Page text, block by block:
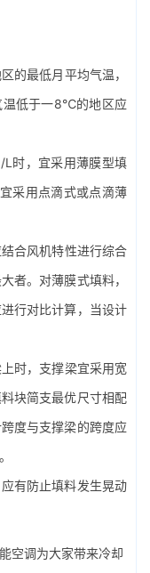
最低月平均气温，
温低于一8℃的地区应
，宜采用薄膜型填
采用点滴式或点滴薄
合风机特性进行综合
者。对薄膜式填料，
行对比计算，当设计
时，支撑梁宜采用宽
块简支最优尺寸相配
度与支撑梁的跨度应
有防止填料发生晃动
空调为大家带来冷却